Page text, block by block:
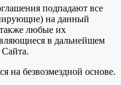
подпадают все
на данный
любые их
в дальнейшем
на безвозмездной основе.